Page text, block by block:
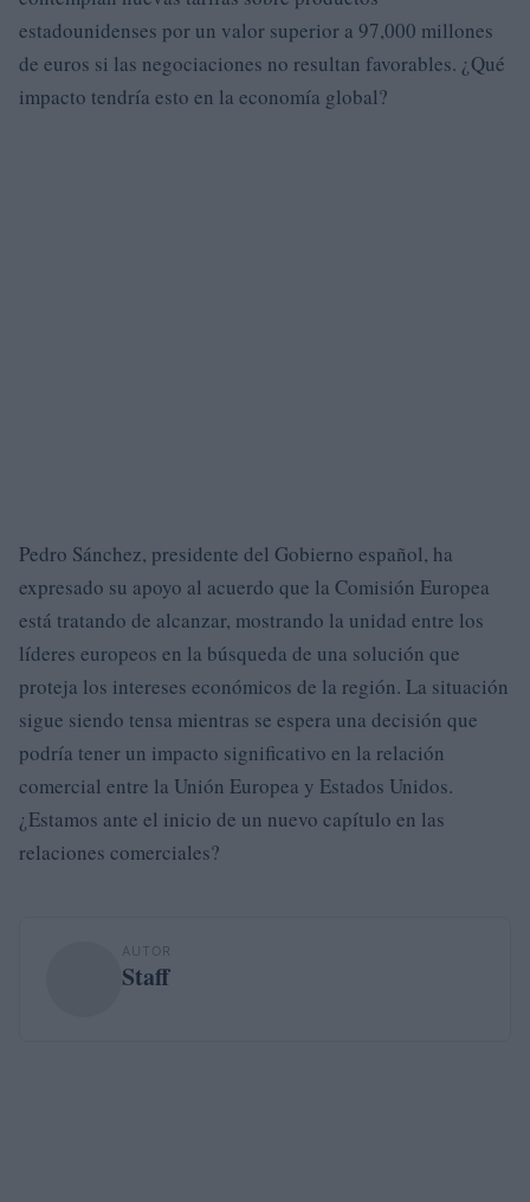
estadounidenses por un valor superior a 97,000 millones
de euros si las negociaciones no resultan favorables. ¿Qué
impacto tendría esto en la economía global?
Pedro Sánchez, presidente del Gobierno español, ha
expresado su apoyo al acuerdo que la Comisión Europea
está tratando de alcanzar, mostrando la unidad entre los
líderes europeos en la búsqueda de una solución que
proteja los intereses económicos de la región. La situación
sigue siendo tensa mientras se espera una decisión que
podría tener un impacto significativo en la relación
comercial entre la Unión Europea y Estados Unidos.
¿Estamos ante el inicio de un nuevo capítulo en las
relaciones comerciales?
AUTOR
Staff